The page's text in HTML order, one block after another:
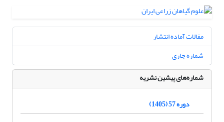
مقالات آماده انتشار
شماره جاری
شماره‌های پیشین نشریه
دوره 57 (1405)